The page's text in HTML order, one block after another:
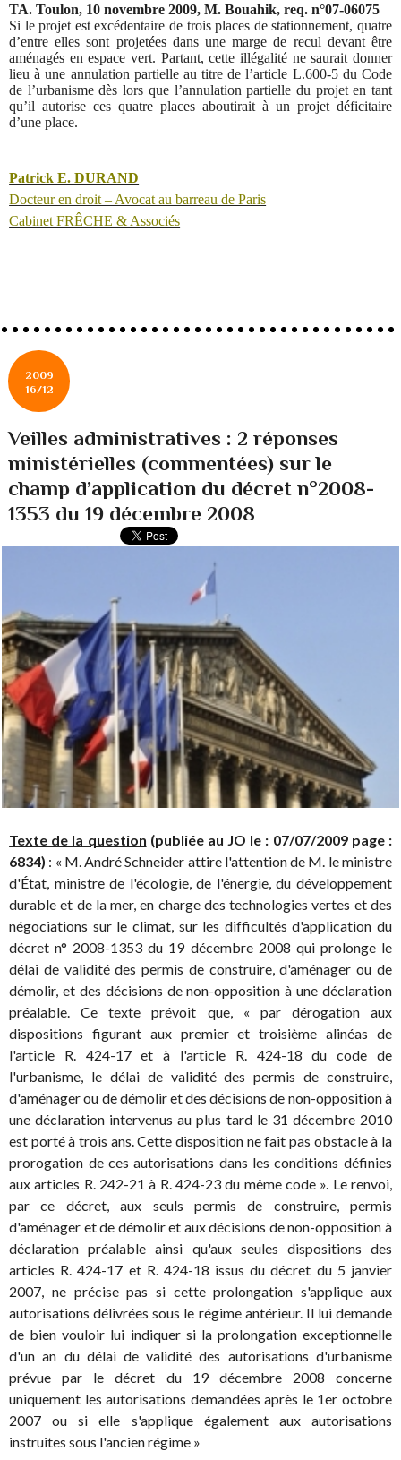
TA. Toulon, 10 novembre 2009, M. Bouahik, req. n°07-06075
Si le projet est excédentaire de trois places de stationnement, quatre
d’entre elles sont projetées dans une marge de recul devant être
aménagés en espace vert. Partant, cette illégalité ne saurait donner
lieu à une annulation partielle au titre de l’article L.600-5 du Code
de l’urbanisme dès lors que l’annulation partielle du projet en tant
qu’il autorise ces quatre places aboutirait à un projet déficitaire
d’une place.
Patrick E. DURAND
Docteur en droit – Avocat au barreau de Paris
Cabinet FRÊCHE & Associés
2009
16/12
Veilles administratives : 2 réponses
ministérielles (commentées) sur le
champ d’application du décret n°2008-
1353 du 19 décembre 2008
Texte de la question (publiée au JO le : 07/07/2009 page :
6834) : « M. André Schneider attire l'attention de M. le ministre
d'État, ministre de l'écologie, de l'énergie, du développement
durable et de la mer, en charge des technologies vertes et des
négociations sur le climat, sur les difficultés d'application du
décret n° 2008-1353 du 19 décembre 2008 qui prolonge le
délai de validité des permis de construire, d'aménager ou de
démolir, et des décisions de non-opposition à une déclaration
préalable. Ce texte prévoit que, « par dérogation aux
dispositions figurant aux premier et troisième alinéas de
l'article R. 424-17 et à l'article R. 424-18 du code de
l'urbanisme, le délai de validité des permis de construire,
d'aménager ou de démolir et des décisions de non-opposition à
une déclaration intervenus au plus tard le 31 décembre 2010
est porté à trois ans. Cette disposition ne fait pas obstacle à la
prorogation de ces autorisations dans les conditions définies
aux articles R. 242-21 à R. 424-23 du même code ». Le renvoi,
par ce décret, aux seuls permis de construire, permis
d'aménager et de démolir et aux décisions de non-opposition à
déclaration préalable ainsi qu'aux seules dispositions des
articles R. 424-17 et R. 424-18 issus du décret du 5 janvier
2007, ne précise pas si cette prolongation s'applique aux
autorisations délivrées sous le régime antérieur. Il lui demande
de bien vouloir lui indiquer si la prolongation exceptionnelle
d'un an du délai de validité des autorisations d'urbanisme
prévue par le décret du 19 décembre 2008 concerne
uniquement les autorisations demandées après le 1er octobre
2007 ou si elle s'applique également aux autorisations
instruites sous l'ancien régime »